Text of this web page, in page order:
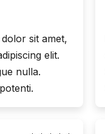
sit amet,
elit.
nulla.